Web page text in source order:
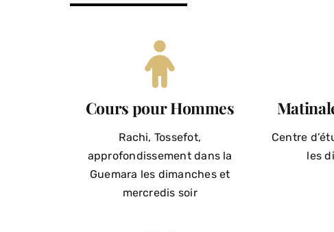
Cours pour Hommes
Rachi, Tossefot,
approfondissement dans la
Guemara les dimanches et
mercredis soir
Centre
les